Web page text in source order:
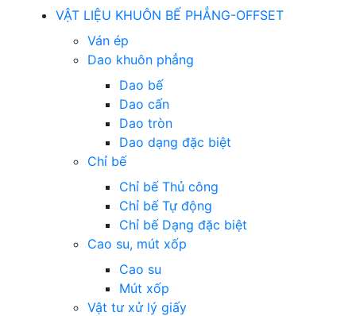
VẬT LIỆU KHUÔN BẾ PHẲNG-OFFSET
Ván ép
Dao khuôn phẳng
Dao bế
Dao cấn
Dao tròn
Dao dạng đặc biệt
Chỉ bế
Chỉ bế Thủ công
Chỉ bế Tự động
Chỉ bế Dạng đặc biệt
Cao su, mút xốp
Cao su
Mút xốp
Vật tư xử lý giấy